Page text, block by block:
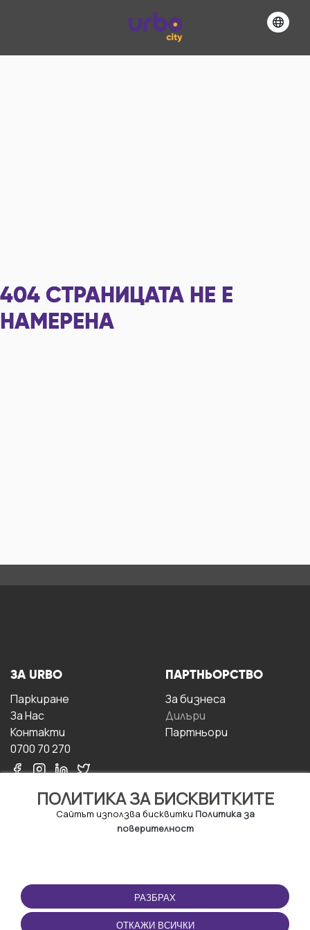
404 СТРАНИЦАТА НЕ Е
НАМЕРЕНА
ПОЛИТИКА ЗА БИСКВИТКИТЕ
Сайтът използва бисквитки Политика за
поверителност
РАЗБРАХ
ОТКАЖИ ВСИЧКИ
ЗА URBO
Паркиране
За Hас
Контакти
0700 70 270
ПАРТНЬОРСТВО
За бизнесa
Дилъри
Партньори
ПОЛЗВАНЕ
Правила и условия за
ползване
ПРИЛОЖЕНИЕТО